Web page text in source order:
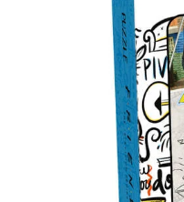
Jocuri pentru o persoana
Jocuri pentru 2 persoane
Game cunoscute
Vezi toate produsele STEM